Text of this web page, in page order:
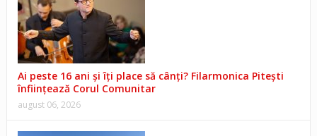
Ai peste 16 ani și îți place să cânți? Filarmonica Pitești
înființează Corul Comunitar
august 06, 2026